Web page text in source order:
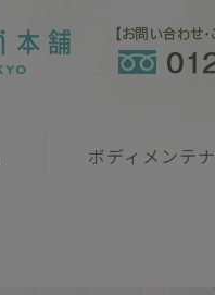
ボディメンテ